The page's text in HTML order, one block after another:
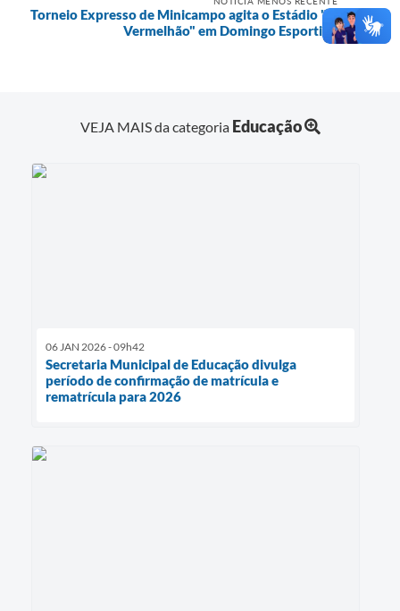
Torneio Expresso de Minicampo agita o Estádio "O
Vermelhão" em Domingo Esportivo
VEJA MAIS da categoria Educação
06 JAN 2026 - 09h42
Secretaria Municipal de Educação divulga
período de confirmação de matrícula e
rematrícula para 2026